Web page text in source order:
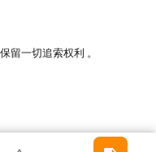
留一切追索权利 。